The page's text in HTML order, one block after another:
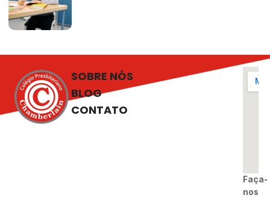
SOBRE NÓS
BLOG
CONTATO
Faça-
nos